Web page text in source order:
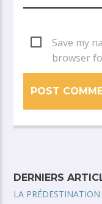
Save my
browser
DERNIERS
LA PRÉDESTINATION